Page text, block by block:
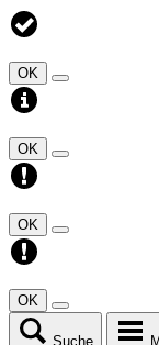
OK
OK
OK
OK
Suche